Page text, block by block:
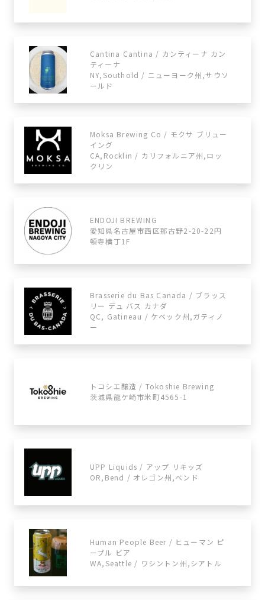
Cantina Cantina / カンティーナ カン
ティーナ
NY,Southold / ニューヨーク州,サウソ
ールド
Moksa Brewing Co / モクサ ブリュー
イング
CA,Rocklin / カリフォルニア州,ロッ
クリン
ENDOJI BREWING
愛知県名古屋市西区那古野2-20-22円
頓寺横丁1F
Brasserie du Bas Canada / ブラッス
リー デュ バス カナダ
QC, Gatineau / ケベック州,ガティノ
ー
トコシエ醸造 / Tokoshie Brewing
茨城県龍ケ崎市米町4565-1
UPP Liquids / アップ リキッズ
OR,Bend / オレゴン州,ベンド
Human People Beer / ヒューマン ピ
ープル ビア
WA,Seattle / ワシントン州,シアトル